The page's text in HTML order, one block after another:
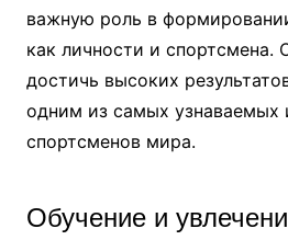
важную роль в
как личности и спортсмена.
достичь высоких
одним из самых узнаваемых
спортсменов мира.
Обучение и